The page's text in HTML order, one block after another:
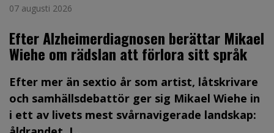
07 augusti 2026
Efter Alzheimerdiagnosen berättar Mikael
Wiehe om rädslan att förlora sitt språk
Efter mer än sextio år som artist, låtskrivare
och samhällsdebattör ger sig Mikael Wiehe in
i ett av livets mest svårnavigerade landskap: